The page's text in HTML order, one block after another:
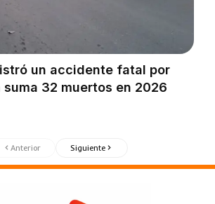
un accidente fatal por
suma 32 muertos en 2026
Anterior Siguiente